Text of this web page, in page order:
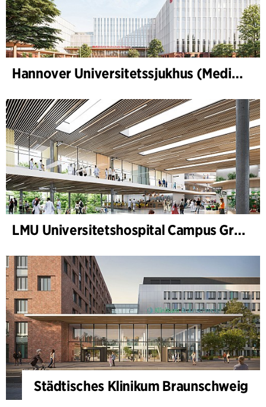
Hannover Universitetssjukhus (Medizinische Hochschule Hannover, MHH)
LMU Universitetshospital Campus Grosshadern
Städtisches Klinikum Braunschweig